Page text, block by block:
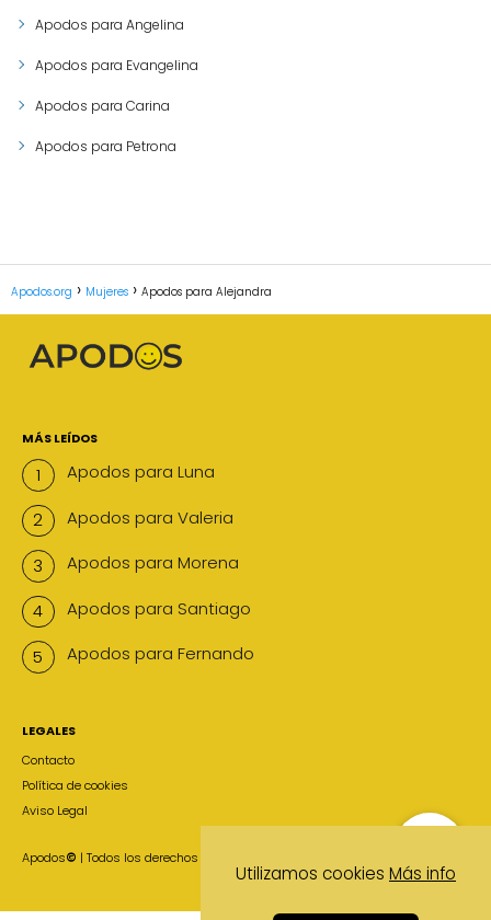
Apodos para Angelina
Apodos para Evangelina
Apodos para Carina
Apodos para Petrona
Apodos.org Mujeres Apodos para Alejandra
MÁS LEÍDOS
Apodos para Luna
Apodos para Valeria
Apodos para Morena
Apodos para Santiago
Apodos para Fernando
LEGALES
Contacto
Política de cookies
Aviso Legal
Apodos© | Todos los derechos reservados
Utilizamos cookies Más info